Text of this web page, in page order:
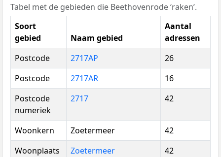
Tabel met de gebieden die Beethovenrode ‘raken’.
Soort
gebied
Naam gebied
Aantal
adressen
Postcode
2717AP
26
Postcode
2717AR
16
Postcode
numeriek
2717 42
Woonkern Zoetermeer
42
Woonplaats
Zoetermeer
42